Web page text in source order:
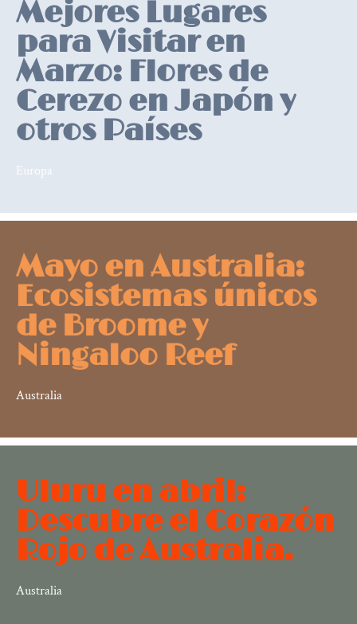
Europa
Mejores Lugares
para Visitar en
Marzo: Flores de
Cerezo en Japón y
otros Países
Australia
Mayo en Australia:
Ecosistemas únicos
de Broome y
Ningaloo Reef
Australia
Uluru en abril:
Descubre el Corazón
Rojo de Australia.